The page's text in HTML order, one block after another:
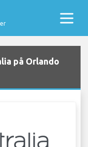
på Orlando